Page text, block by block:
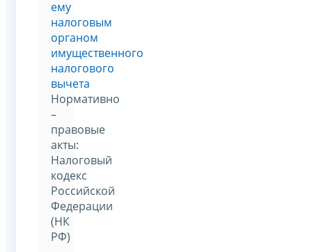
ему
налоговым
органом
имущественного
налогового
вычета
Нормативно
–
правовые
акты:
Налоговый
кодекс
Российской
Федерации
(НК
РФ)